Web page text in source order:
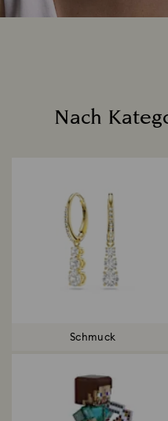
Nach
Schmuck